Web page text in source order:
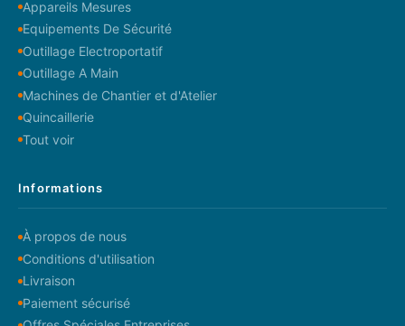
Appareils Mesures
Equipements De Sécurité
Outillage Electroportatif
Outillage A Main
Machines de Chantier et d'Atelier
Quincaillerie
Tout voir
Informations
À propos de nous
Conditions d'utilisation
Livraison
Paiement sécurisé